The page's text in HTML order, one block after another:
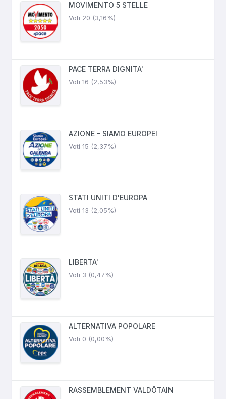
MOVIMENTO 5 STELLE
Voti 20 (3,16%)
PACE TERRA DIGNITA'
Voti 16 (2,53%)
AZIONE - SIAMO EUROPEI
Voti 15 (2,37%)
STATI UNITI D'EUROPA
Voti 13 (2,05%)
LIBERTA'
Voti 3 (0,47%)
ALTERNATIVA POPOLARE
Voti 0 (0,00%)
RASSEMBLEMENT VALDÔTAIN